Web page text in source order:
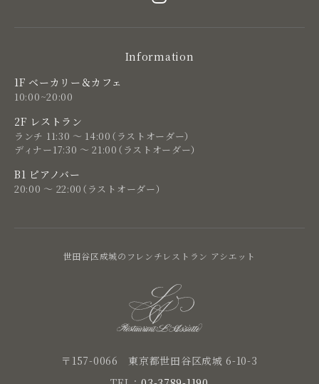
Information
1F ベーカリー＆カフェ
10:00~20:00
2F レストラン
ランチ 11:30 ～ 14:00（ラストオーダー）
ディナー17:30 ～ 21:00（ラストオーダー）
B1 ピアノバー
20:00 ～ 22:00（ラストオーダー）
世田谷区成城のフレンチレストラン アシエット
〒157-0066 東京都世田谷区成城 6-10-3